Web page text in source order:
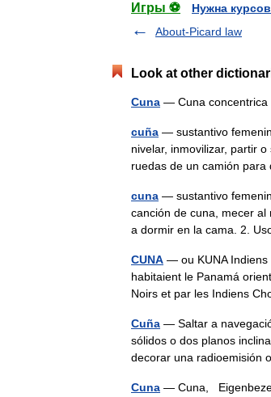
Игры ⚽
Нужна
About-Picard law
Look at other
Cuna — Сuna
cuña — sustantivo
nivelar, inmovilizar, partir
ruedas de un camión
cuna — sustantivo
canción de cuna, mecer
a dormir en la cama. 2.
CUNA — ou KUNA Indiens
habitaient le Panamá
Noirs et par les Indiens
Cuña — Saltar a
sólidos o dos planos
decorar una
Cuna — Cuna,